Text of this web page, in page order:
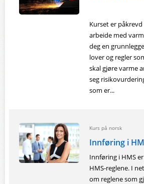
Kurset er
arbeide med
deg en
lover og regler
skal gjøre varme
seg
som er...
Kurs på norsk
Innføring i
Innføring i HMS
HMS-reglene. I
om reglene som